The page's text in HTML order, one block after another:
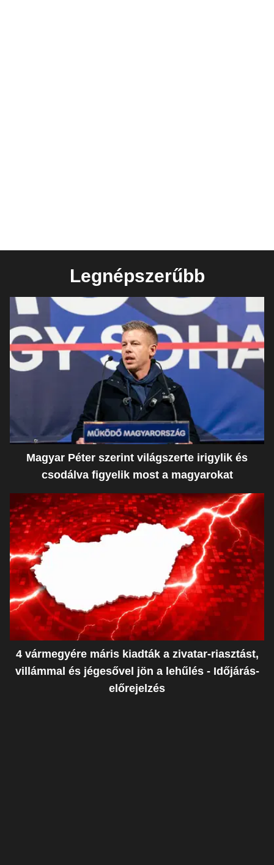
Legnépszerűbb
Magyar Péter szerint világszerte irigylik és
csodálva figyelik most a magyarokat
4 vármegyére máris kiadták a zivatar-riasztást,
villámmal és jégesővel jön a lehűlés - Időjárás-
előrejelzés